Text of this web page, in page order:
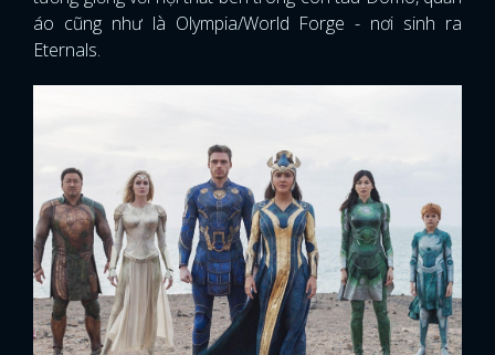
áo cũng như là Olympia/World Forge - nơi sinh ra
Eternals.